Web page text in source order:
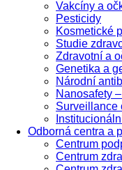
Vakcíny a
Pesticidy
Kosmetické
Studie
Zdravotní a
Genetika a
Národní
Nanosafety
Surveillance
Odborná centra a
Centrum
Centrum